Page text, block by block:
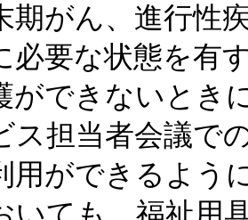
期がん、進行性
必要な状態を有
ができないとき
ス担当者会議で
用ができるよう